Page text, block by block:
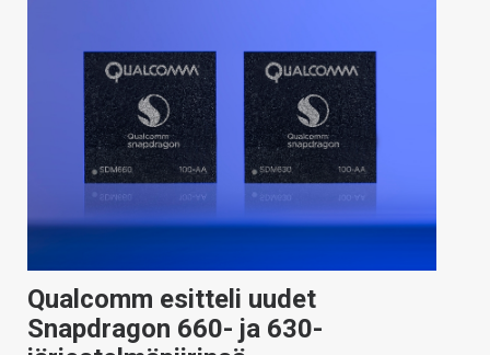
Qualcomm esitteli uudet
Snapdragon 660- ja 630-